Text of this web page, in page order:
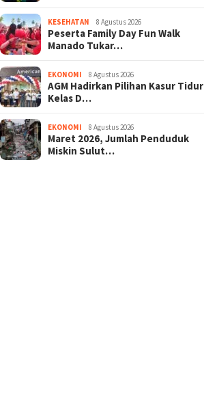
KESEHATAN 8 Agustus 2026
Peserta Family Day Fun Walk
Manado Tukar…
EKONOMI 8 Agustus 2026
AGM Hadirkan Pilihan Kasur Tidur
Kelas D…
EKONOMI 8 Agustus 2026
Maret 2026, Jumlah Penduduk
Miskin Sulut…